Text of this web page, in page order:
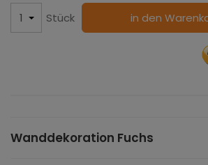
Stück in den
Wanddekoration Fuchs